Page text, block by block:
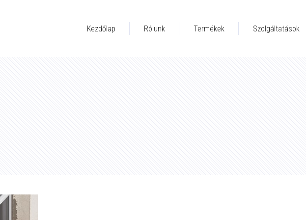
Kezdőlap Rólunk Termékek Szolgáltatások